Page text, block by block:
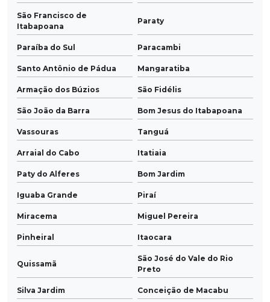
São Francisco de
Itabapoana
Paraty
Paraíba do Sul Paracambi
Santo Antônio de Pádua Mangaratiba
Armação dos Búzios São Fidélis
São João da Barra Bom Jesus do Itabapoana
Vassouras Tanguá
Arraial do Cabo Itatiaia
Paty do Alferes Bom Jardim
Iguaba Grande Piraí
Miracema Miguel Pereira
Pinheiral Itaocara
Quissamã
São José do Vale do Rio
Preto
Silva Jardim Conceição de Macabu